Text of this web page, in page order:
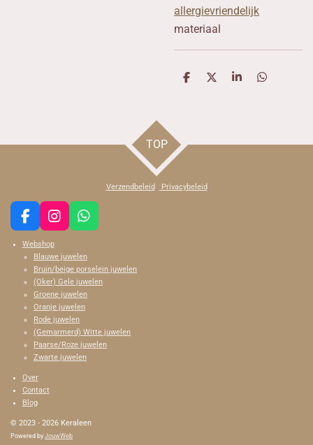
allergievriendelijk
materiaal
D
D
S
D
TOP
Verzendbeleid Privacybeleid
F
a
c
e
b
o
o
I
n
s
t
a
g
r
a
m
W
h
t
s
A
p
p
Webshop
Blauwe juwelen
Bruin/beige porselein juwelen
(Oker) Gele juwelen
Groene juwelen
Oranje juwelen
Rode juwelen
(Gemarmerd) Witte juwelen
Paarse/Roze juwelen
Zwarte juwelen
Over
Contact
Blog
© 2023 - 2026 Keraleen
Powered by JouwWeb